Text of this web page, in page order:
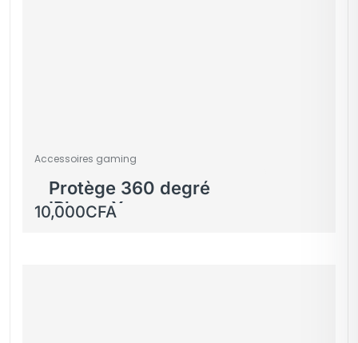
Accessoires gaming
Protège 360 degré
IPhone X
10,000CFA